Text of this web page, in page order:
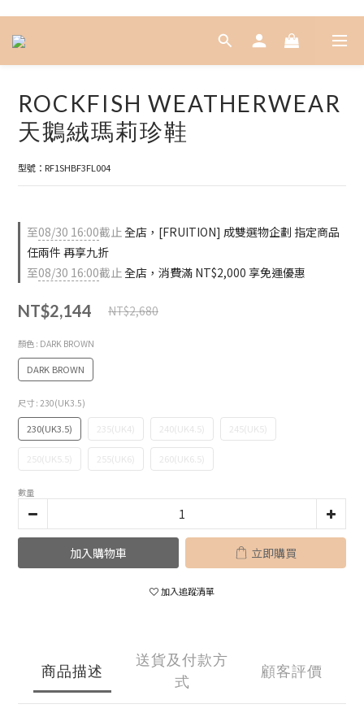
ROCKFISH WEATHERWEAR
天鵝絨瑪莉珍鞋
型號：RF1SHBF3FL004
至08/30 16:00截止全店，[FRUITION] 成雙選物企劃 指定商品
任兩件 再享九折
至08/30 16:00截止全店，消費滿 NT$2,000 享免運優惠
NT$2,144 NT$2,680
顏色 : DARK BROWN
DARK BROWN
尺寸 : 230(UK3.5)
230(UK3.5) 235(UK4) 240(UK4.5) 245(UK5)
250(UK5.5) 255(UK6) 260(UK6.5)
數量
加入購物車 立即購買
加入追蹤清單
商品描述
送貨及付款方
式
顧客評價